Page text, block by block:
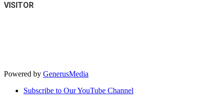
VISITOR
Powered by GenerusMedia
Subscribe to Our YouTube Channel